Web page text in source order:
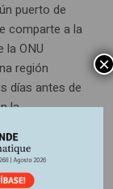
puerto de
comparte a la
la ONU
región
días antes de
la...
×